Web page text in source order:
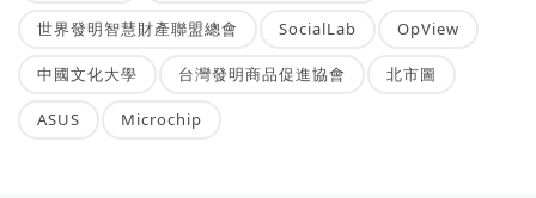
世界發明智慧財產聯盟總會 SocialLab OpView
中國文化大學 台灣發明商品促進協會 北市圖
ASUS Microchip